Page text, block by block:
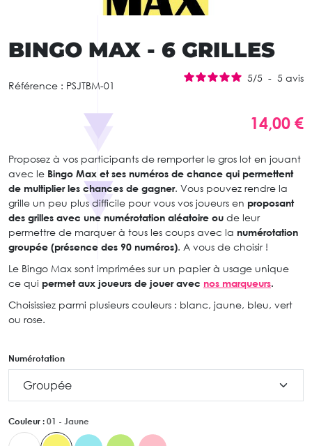
BINGO MAX - 6 GRILLES
Référence : PSJTBM-01
5/5 - 5 avis
14,00 €
Proposez à vos participants de remporter le gros lot en jouant
avec le Bingo Max et ses numéros de chance qui permettent
de multiplier les chances de gagner. Vous pouvez rendre la
grille un peu plus difficile pour vous vos joueurs en proposant
des grilles avec une numérotation aléatoire ou de leur
permettre de marquer à tous les coups avec la numérotation
groupée (présence des 90 numéros). A vous de choisir !
Le Bingo Max sont imprimées sur un papier à usage unique
ce qui permet aux joueurs de jouer avec nos marqueurs.
Choisissiez parmi plusieurs couleurs : blanc, jaune, bleu, vert
ou rose.
Numérotation
Couleur : 01 - Jaune